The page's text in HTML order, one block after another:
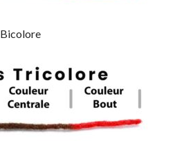
Bicolore